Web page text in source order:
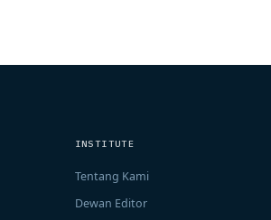
INSTITUTE
Tentang Kami
Dewan Editor